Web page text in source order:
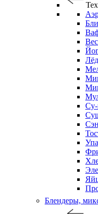
Блендеры,